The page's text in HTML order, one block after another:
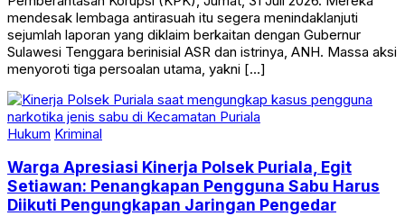
mendesak lembaga antirasuah itu segera menindaklanjuti
sejumlah laporan yang diklaim berkaitan dengan Gubernur
Sulawesi Tenggara berinisial ASR dan istrinya, ANH. Massa aksi
menyoroti tiga persoalan utama, yakni […]
Hukum Kriminal
Warga Apresiasi Kinerja Polsek Puriala, Egit
Setiawan: Penangkapan Pengguna Sabu Harus
Diikuti Pengungkapan Jaringan Pengedar